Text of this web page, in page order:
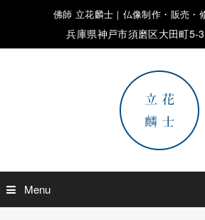
佛師 立花麟士｜仏像制作・販売・
兵庫県神戸市須磨区大田町
Menu